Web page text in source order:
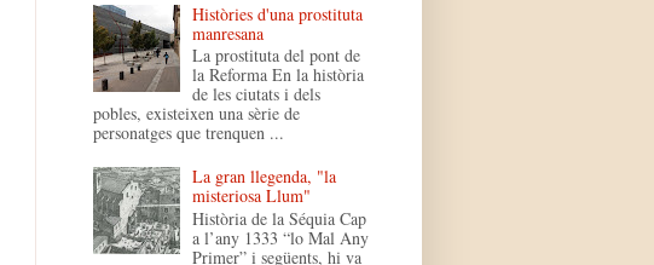
Històries d'una prostituta
manresana
La prostituta del pont de
la Reforma En la història
de les ciutats i dels
pobles, existeixen una sèrie de
personatges que trenquen ...
La gran llegenda, "la
misteriosa Llum"
Història de la Séquia Cap
a l’any 1333 “lo Mal Any
Primer” i següents, hi va